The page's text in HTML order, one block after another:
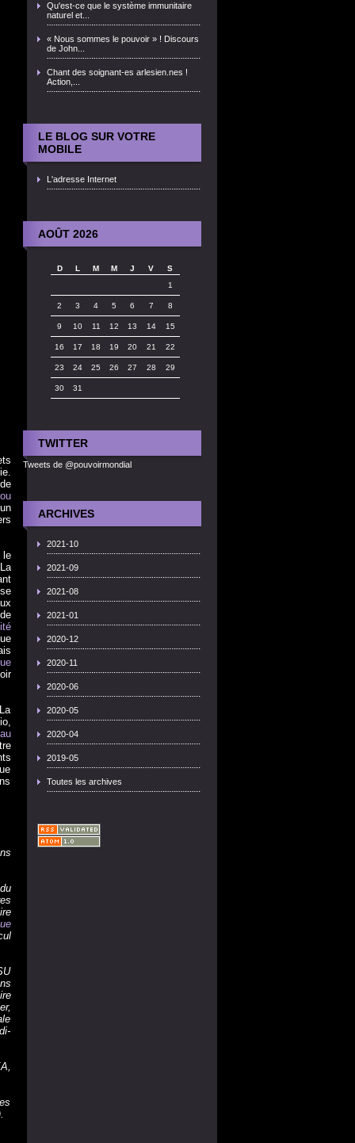
Qu'est-ce que le système immunitaire
naturel et...
« Nous sommes le pouvoir » ! Discours
de John...
Chant des soignant-es arlesien.nes !
Action,...
LE BLOG SUR VOTRE
MOBILE
L'adresse Internet
AOÛT 2026
D L M M J V
S
1
2 3 4 5 6 7 8
9 10 11 12 13 14 15
16 17 18 19 20 21 22
23 24 25 26 27 28 29
30 31
TWITTER
Tweets de @pouvoirmondial
ARCHIVES
2021-10
2021-09
2021-08
2021-01
2020-12
2020-11
2020-06
2020-05
2020-04
2019-05
Toutes les archives
le